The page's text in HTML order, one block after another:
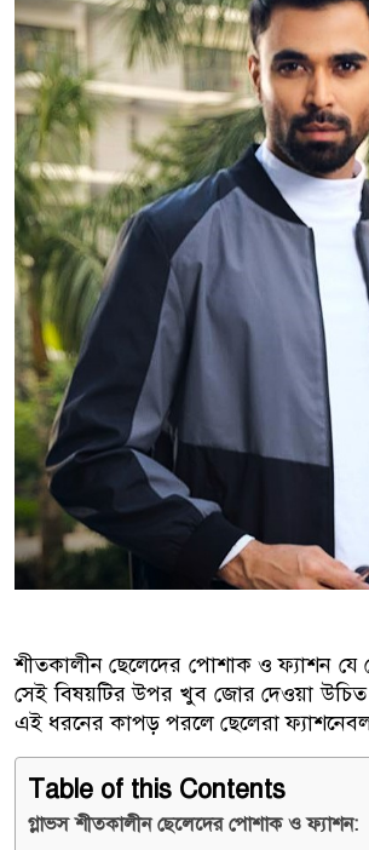
শীতকালীন ছেলেদের পোশাক ও ফ্যাশন
সেই বিষয়টির উপর খুব জোর দেওয়া
এই ধরনের কাপড় পরলে ছেলেরা ফ্যাশনেবল
Table of this Contents
গ্লাভস শীতকালীন ছেলেদের পোশাক ও ফ্যাশন: